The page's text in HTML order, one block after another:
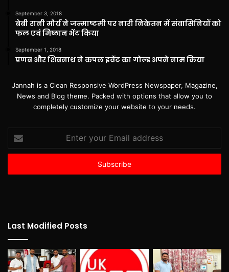
September 3, 2018
बेबी रानी मौर्य ने जन्माष्टमी पर नारी निकेतन में संवासिनियों को
फल एवं मिष्ठान भेंट किया
September 1, 2018
प्रणब और शिबनाथ ने कपल इवेंट का गोल्ड अपने नाम किया
Jannah is a Clean Responsive WordPress Newspaper, Magazine,
News and Blog theme. Packed with options that allow you to
completely customize your website to your needs.
your
Email
Last Modified Posts